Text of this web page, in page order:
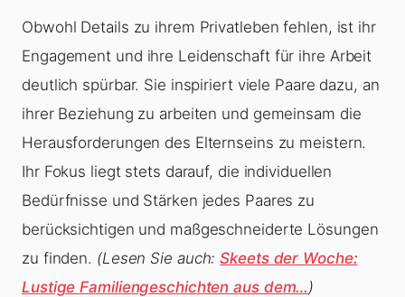
Obwohl Details zu ihrem Privatleben fehlen, ist ihr
Engagement und ihre Leidenschaft für ihre Arbeit
deutlich spürbar. Sie inspiriert viele Paare dazu, an
ihrer Beziehung zu arbeiten und gemeinsam die
Herausforderungen des Elternseins zu meistern.
Ihr Fokus liegt stets darauf, die individuellen
Bedürfnisse und Stärken jedes Paares zu
berücksichtigen und maßgeschneiderte Lösungen
zu finden. (Lesen Sie auch:Skeets der Woche:
Lustige Familiengeschichten aus dem… )